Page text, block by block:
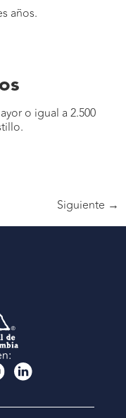
años.
o igual a 2.500
Siguiente →